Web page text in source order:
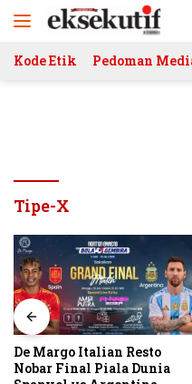
Kode Etik Pedoman
Tipe-X
De Margo Italian Resto
Nobar Final Piala Dunia